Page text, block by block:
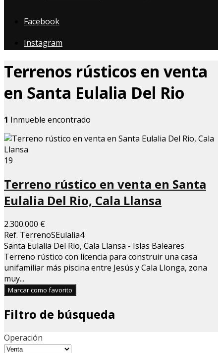
Facebook
Instagram
Terrenos rústicos en venta
en Santa Eulalia Del Rio
1 Inmueble encontrado
19
Terreno rústico en venta en Santa
Eulalia Del Rio, Cala Llansa
2.300.000 €
Ref. TerrenoSEulalia4
Santa Eulalia Del Rio, Cala Llansa - Islas Baleares
Terreno rústico con licencia para construir una casa
unifamiliar más piscina entre Jesús y Cala Llonga, zona
muy...
Marcar como favorito
Filtro de búsqueda
Operación